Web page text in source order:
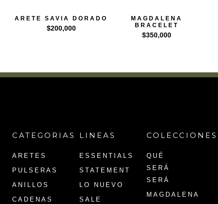
ARETE SAVIA DORADO
$200,000
MAGDALENA
BRACELET
$350,000
CATEGORIAS
ARETES
PULSERAS
ANILLOS
CADENAS
LINEAS
ESSENTIALS
STATEMENT
LO NUEVO
SALE
COLECCIONES
QUÉ
SERÁ
SERÁ
MAGDALENA